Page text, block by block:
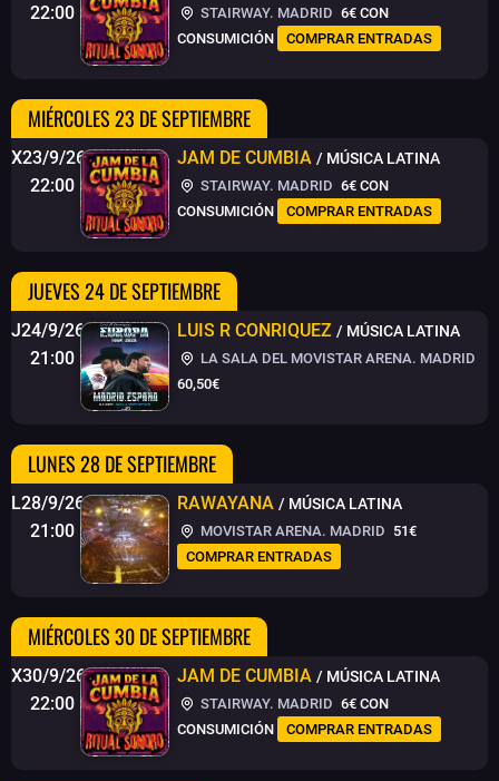
22:00
STAIRWAY. MADRID 6€ CON
CONSUMICIÓN
COMPRAR ENTRADAS
MIÉRCOLES 23 DE SEPTIEMBRE
X23/9/26
22:00
JAM DE CUMBIA / MÚSICA LATINA
STAIRWAY. MADRID 6€ CON
CONSUMICIÓN
COMPRAR ENTRADAS
JUEVES 24 DE SEPTIEMBRE
J24/9/26
21:00
LUIS R CONRIQUEZ / MÚSICA LATINA
LA SALA DEL MOVISTAR ARENA. MADRID
60,50€
LUNES 28 DE SEPTIEMBRE
L28/9/26
21:00
RAWAYANA / MÚSICA LATINA
MOVISTAR ARENA. MADRID 51€
COMPRAR ENTRADAS
MIÉRCOLES 30 DE SEPTIEMBRE
X30/9/26
22:00
JAM DE CUMBIA / MÚSICA LATINA
STAIRWAY. MADRID 6€ CON
CONSUMICIÓN
COMPRAR ENTRADAS